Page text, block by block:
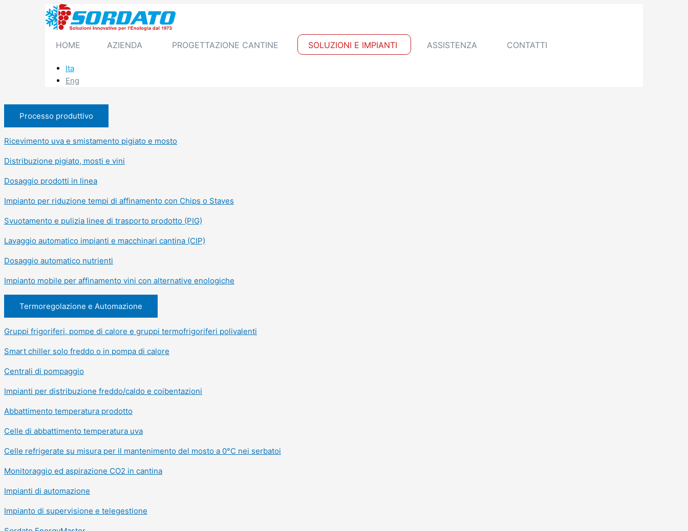
HOME AZIENDA PROGETTAZIONE CANTINE SOLUZIONI E IMPIANTI ASSISTENZA CONTATTI
Ita
Eng
Processo produttivo
Ricevimento uva e smistamento pigiato e mosto
Distribuzione pigiato, mosti e vini
Dosaggio prodotti in linea
Impianto per riduzione tempi di affinamento con Chips o Staves
Svuotamento e pulizia linee di trasporto prodotto (PIG)
Lavaggio automatico impianti e macchinari cantina (CIP)
Dosaggio automatico nutrienti
Impianto mobile per affinamento vini con alternative enologiche
Termoregolazione e Automazione
Gruppi frigoriferi, pompe di calore e gruppi termofrigoriferi polivalenti
Smart chiller solo freddo o in pompa di calore
Centrali di pompaggio
Impianti per distribuzione freddo/caldo e coibentazioni
Abbattimento temperatura prodotto
Celle di abbattimento temperatura uva
Celle refrigerate su misura per il mantenimento del mosto a 0°C nei serbatoi
Monitoraggio ed aspirazione CO2 in cantina
Impianti di automazione
Impianto di supervisione e telegestione